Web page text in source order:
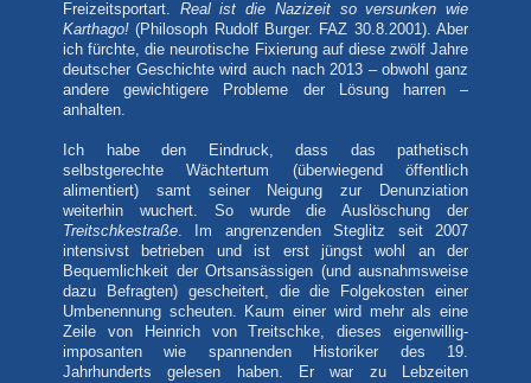
Freizeitsportart. Real ist die Nazizeit so versunken wie
Karthago! (Philosoph Rudolf Burger. FAZ 30.8.2001). Aber
ich fürchte, die neurotische Fixierung auf diese zwölf Jahre
deutscher Geschichte wird auch nach 2013 – obwohl ganz
andere gewichtigere Probleme der Lösung harren –
anhalten.
Ich habe den Eindruck, dass das pathetisch
selbstgerechte Wächtertum (überwiegend öffentlich
alimentiert) samt seiner Neigung zur Denunziation
weiterhin wuchert. So wurde die Auslöschung der
Treitschkestraße. Im angrenzenden Steglitz seit 2007
intensivst betrieben und ist erst jüngst wohl an der
Bequemlichkeit der Ortsansässigen (und ausnahmsweise
dazu Befragten) gescheitert, die die Folgekosten einer
Umbenennung scheuten. Kaum einer wird mehr als eine
Zeile von Heinrich von Treitschke, dieses eigenwillig-
imposanten wie spannenden Historiker des 19.
Jahrhunderts gelesen haben. Er war zu Lebzeiten